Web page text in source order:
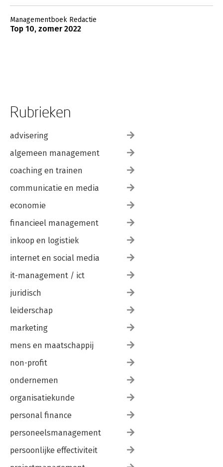
Managementboek Redactie
Top 10, zomer 2022
Rubrieken
advisering
algemeen management
coaching en trainen
communicatie en media
economie
financieel management
inkoop en logistiek
internet en social media
it-management / ict
juridisch
leiderschap
marketing
mens en maatschappij
non-profit
ondernemen
organisatiekunde
personal finance
personeelsmanagement
persoonlijke effectiviteit